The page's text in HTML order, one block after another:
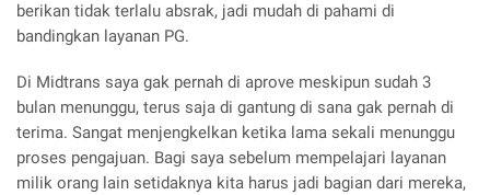
berikan tidak terlalu absrak, jadi mudah di pahami di
bandingkan layanan PG.
Di Midtrans saya gak pernah di aprove meskipun sudah 3
bulan menunggu, terus saja di gantung di sana gak pernah di
terima. Sangat menjengkelkan ketika lama sekali menunggu
proses pengajuan. Bagi saya sebelum mempelajari layanan
milik orang lain setidaknya kita harus jadi bagian dari mereka,